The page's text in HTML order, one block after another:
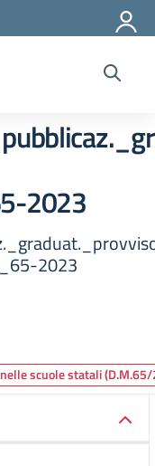
2023
2023
scuole statali